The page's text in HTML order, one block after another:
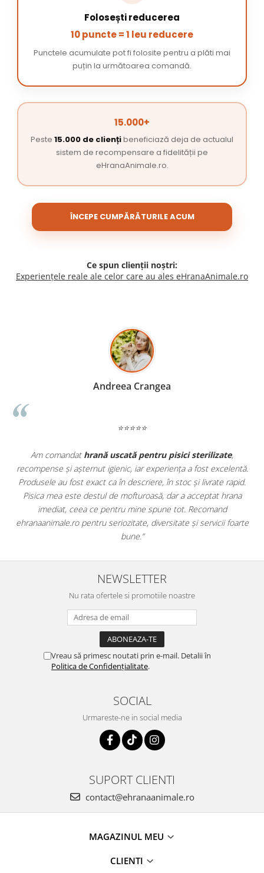
Folosești reducerea
10 puncte = 1 leu reducere
Punctele acumulate pot fi folosite pentru a plăti mai
puțin la următoarea comandă.
15.000+
Peste 15.000 de cliențibeneficiază deja de actualul
sistem de recompensare a fidelității pe
eHranaAnimale.ro.
ÎNCEPE CUMPĂRĂTURILE ACUM
Ce spun clienții noștri:
Experiențele reale ale celor care au ales eHranaAnimale.ro
Madalina Stancea
⭐⭐⭐⭐⭐
Apreciez foarte mult faptul că peehranaanimale.rogăsesc
doar hrană, ci și produse dinfarmacia veterinară:
antiparazitare, suplimente și soluții de îngrijire. Este foarte
comod să pot comanda tot ce am nevoie pentru animalul
dintr-un singur loc. Livrarea a fost rapidă, iar produsele au fost
originale și în termen. Magazin serios, bine organizat și foarte
pentru orice stăpân de animale.
NEWSLETTER
Nu rata ofertele si promotiile noastre
Vreau să primesc noutati prin e-mail. Detalii în
Politica de Confidențialitate.
SOCIAL
Urmareste-ne in social media
SUPORT CLIENTI
contact@ehranaanimale.ro
MAGAZINUL MEU
CLIENTI